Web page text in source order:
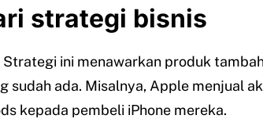
strategi bisnis
Strategi ini menawarkan produk
sudah ada. Misalnya, Apple menjual
kepada pembeli iPhone mereka.